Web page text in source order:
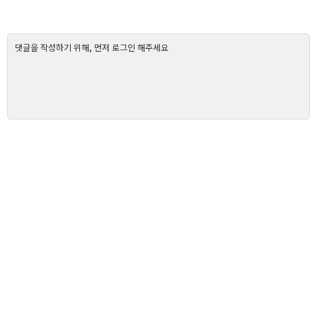
댓글을 작성하기 위해, 먼저 로그인 해주세요